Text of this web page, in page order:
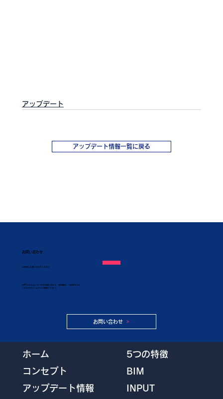
アップデート情報一覧に戻る
お問い合わせ
​お気軽にお問い合わせください
お問い合わせ
KAPシステムについてのお問い合わせ、資料請求、ご質問などは
こちらのフォームからご連絡ください。
アップデート
ホーム
コンセプト
アップデート情報
5つの特徴
BIM
INPUT